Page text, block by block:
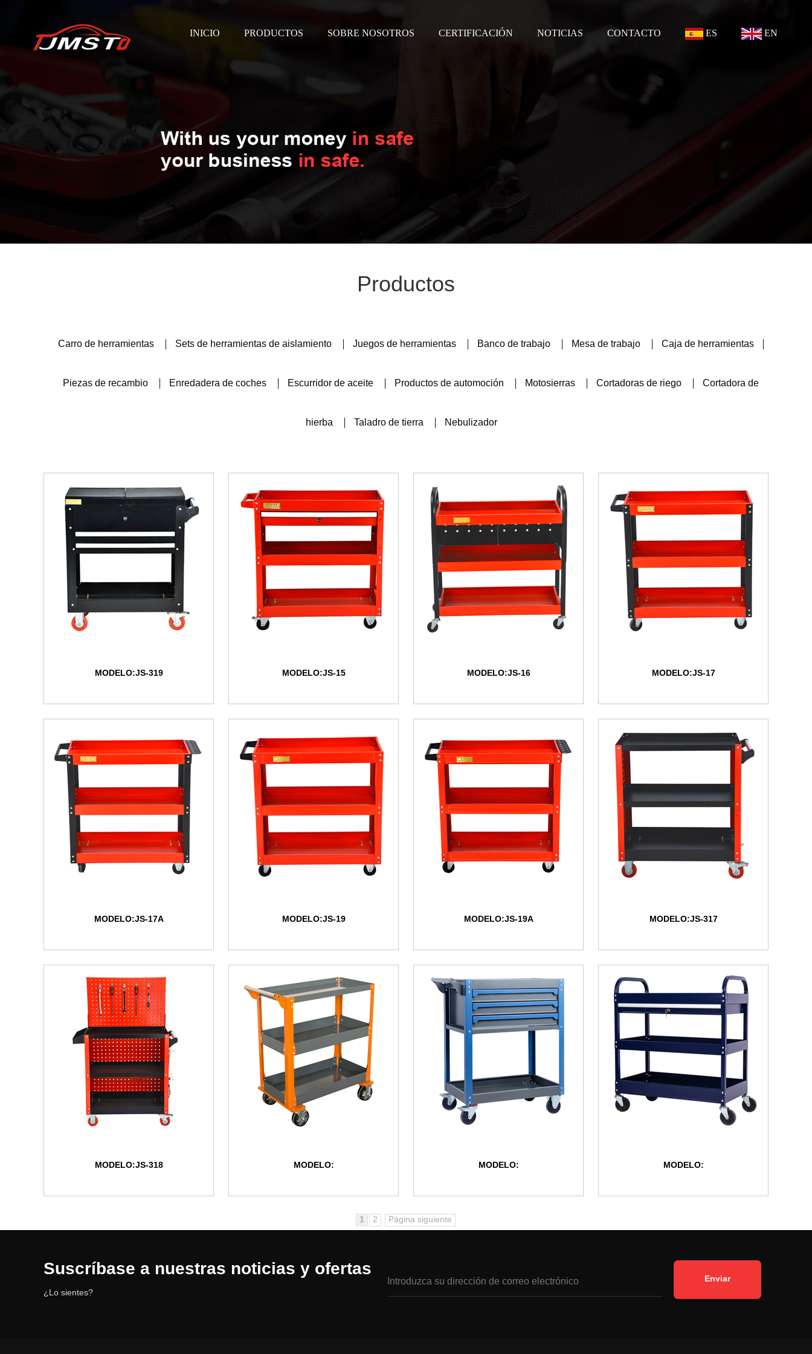
INICIO PRODUCTOS SOBRE NOSOTROS CERTIFICACIÓN NOTICIAS CONTACTO ES EN
Productos
Carro de herramientas Sets de herramientas de aislamiento Juegos de herramientas Banco de trabajo Mesa de trabajo Caja de herramientas
Piezas de recambio Enredadera de coches Escurridor de aceite Productos de automoción Motosierras Cortadoras de riego Cortadora de
hierba Taladro de tierra Nebulizador
MODELO:JS-319 MODELO:JS-15 MODELO:JS-16 MODELO:JS-17
MODELO:JS-17A MODELO:JS-19 MODELO:JS-19A MODELO:JS-317
MODELO:JS-318 MODELO: MODELO: MODELO:
1 2 Página siguiente
Suscríbase a nuestras noticias y ofertas
¿Lo sientes?